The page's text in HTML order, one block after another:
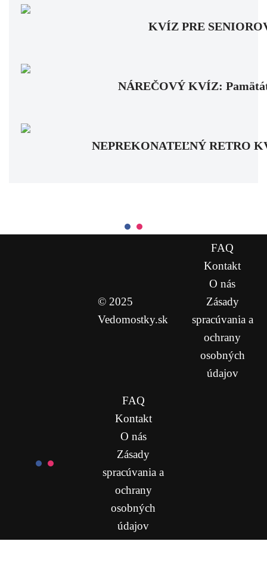
KVÍZ PRE
NÁREČOVÝ KVÍZ:
NEPREKONATEĽNÝ RETRO
© 2025
Vedomostky.sk
FAQ
Kontakt
O nás
Zásady
spracúvania a
ochrany
osobných
údajov
FAQ
Kontakt
O nás
Zásady
spracúvania a
ochrany
osobných
údajov